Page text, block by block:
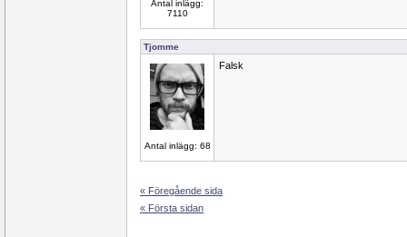
Antal inlägg:
7110
Tjomme
Antal inlägg: 68
Falsk
« Föregående sida
« Första sidan